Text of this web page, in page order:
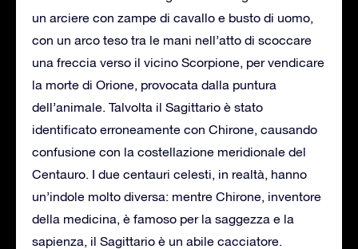
un arciere con zampe di cavallo e busto di uomo,
con un arco teso tra le mani nell’atto di scoccare
una freccia verso il vicino Scorpione, per vendicare
la morte di Orione, provocata dalla puntura
dell’animale. Talvolta il Sagittario è stato
identificato erroneamente con Chirone, causando
confusione con la costellazione meridionale del
Centauro. I due centauri celesti, in realtà, hanno
un’indole molto diversa: mentre Chirone, inventore
della medicina, è famoso per la saggezza e la
sapienza, il Sagittario è un abile cacciatore.